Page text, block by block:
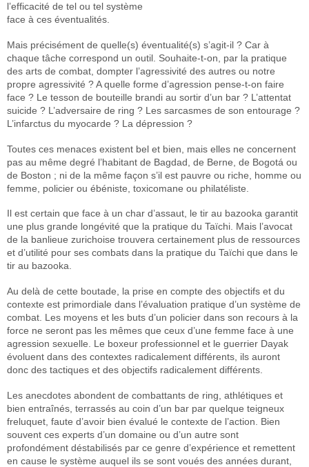
l’efficacité de tel ou tel système
face à ces éventualités.
Mais précisément de quelle(s) éventualité(s) s’agit-il ? Car à
chaque tâche correspond un outil. Souhaite-t-on, par la pratique
des arts de combat, dompter l’agressivité des autres ou notre
propre agressivité ? A quelle forme d’agression pense-t-on faire
face ? Le tesson de bouteille brandi au sortir d’un bar ? L’attentat
suicide ? L’adversaire de ring ? Les sarcasmes de son entourage ?
L’infarctus du myocarde ? La dépression ?
Toutes ces menaces existent bel et bien, mais elles ne concernent
pas au même degré l’habitant de Bagdad, de Berne, de Bogotá ou
de Boston ; ni de la même façon s’il est pauvre ou riche, homme ou
femme, policier ou ébéniste, toxicomane ou philatéliste.
Il est certain que face à un char d’assaut, le tir au bazooka garantit
une plus grande longévité que la pratique du Taïchi. Mais l’avocat
de la banlieue zurichoise trouvera certainement plus de ressources
et d’utilité pour ses combats dans la pratique du Taïchi que dans le
tir au bazooka.
Au delà de cette boutade, la prise en compte des objectifs et du
contexte est primordiale dans l’évaluation pratique d’un système de
combat. Les moyens et les buts d’un policier dans son recours à la
force ne seront pas les mêmes que ceux d’une femme face à une
agression sexuelle. Le boxeur professionnel et le guerrier Dayak
évoluent dans des contextes radicalement différents, ils auront
donc des tactiques et des objectifs radicalement différents.
Les anecdotes abondent de combattants de ring, athlétiques et
bien entraînés, terrassés au coin d’un bar par quelque teigneux
freluquet, faute d’avoir bien évalué le contexte de l’action. Bien
souvent ces experts d’un domaine ou d’un autre sont
profondément déstabilisés par ce genre d’expérience et remettent
en cause le système auquel ils se sont voués des années durant,